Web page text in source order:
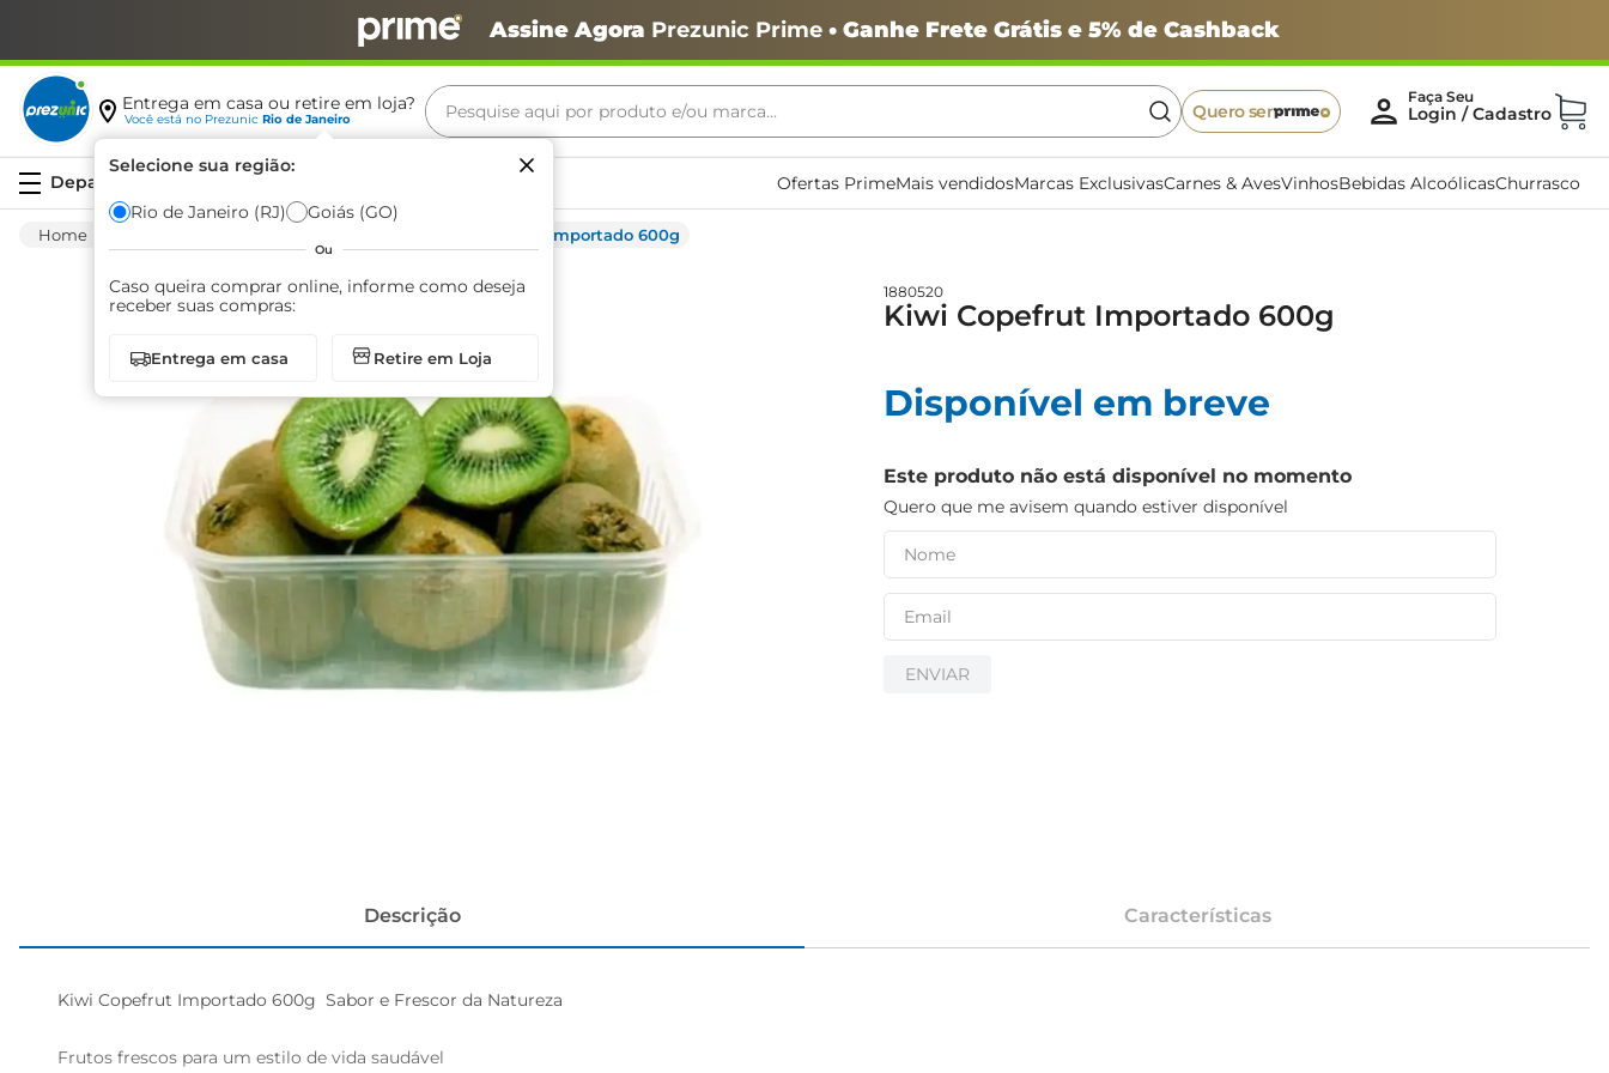
Assine Agora Prezunic Prime• Ganhe Frete Grátis e 5% de Cashback
Entrega em casa ou retire em loja?
Você está no Prezunic Rio de Janeiro
Selecione sua região:
Rio de Janeiro (RJ) Goiás (GO)
Ou
Caso queira comprar online, informe como deseja
receber suas compras:
Entrega em casa Retire em Loja
Pesquise aqui por produto e/ou marca...
Quero ser
Ofertas PrimeMais vendidosMarcas ExclusivasCarnes & AvesVinhosBebidas AlcoólicasChurrasco
Kiwi Copefrut Importado 600g
1880520
Kiwi Copefrut Importado 600g
Disponível em breve
Este produto não está disponível no momento
Quero que me avisem quando estiver disponível
ENVIAR
Descrição Características
Kiwi Copefrut Importado 600g  Sabor e Frescor da Natureza
Frutos frescos para um estilo de vida saudável
Termos mais buscados
café
azeite
biscoito
arroz
iogurte
papel higiênico
cerveja